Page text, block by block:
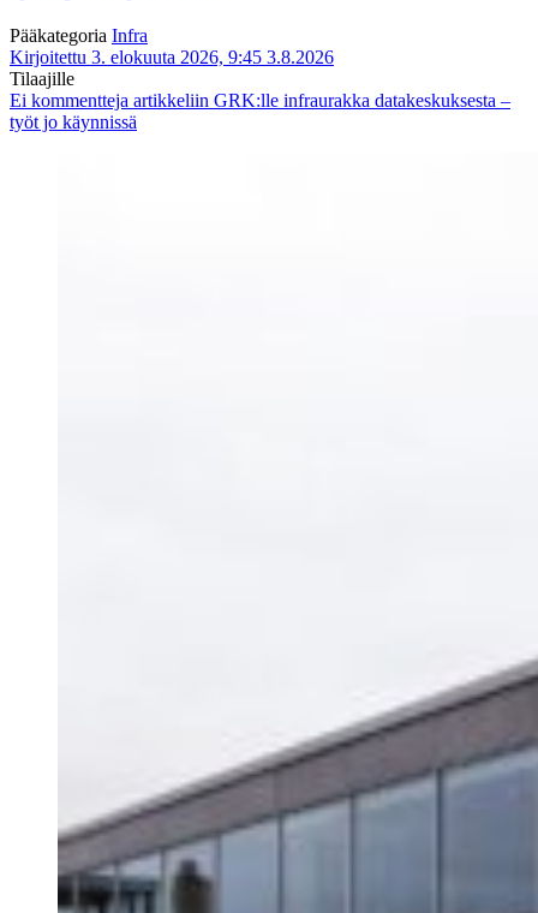
Pääkategoria Infra
Kirjoitettu 3. elokuuta 2026, 9:45 3.8.2026
Tilaajille
Ei kommentteja artikkeliin GRK:lle infraurakka datakeskuksesta –
työt jo käynnissä